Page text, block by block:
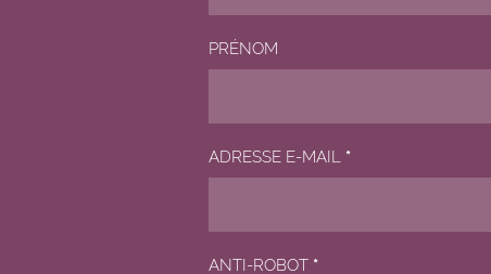
PRÉNOM
ADRESSE E-MAIL *
ANTI-ROBOT *